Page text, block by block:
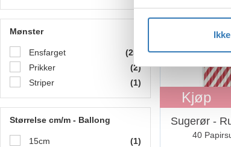
Mønster
Ensfarget
(25)
Prikker
(2)
Striper
(1)
Størrelse cm/m - Ballong
15cm
(1)
Kjøp
Sugerør -
40